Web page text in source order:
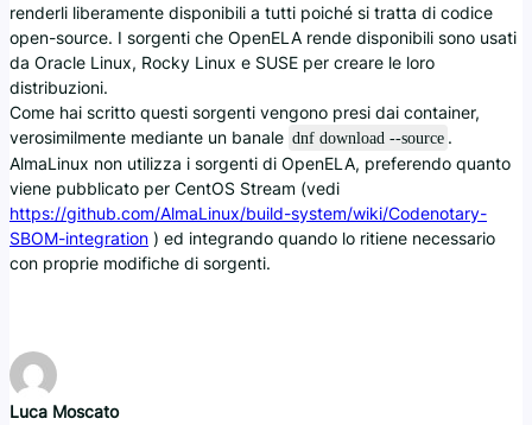
renderli liberamente disponibili a tutti poiché si tratta di codice
open-source. I sorgenti che OpenELA rende disponibili sono usati
da Oracle Linux, Rocky Linux e SUSE per creare le loro
distribuzioni.
Come hai scritto questi sorgenti vengono presi dai container,
verosimilmente mediante un banale dnf download --source .
AlmaLinux non utilizza i sorgenti di OpenELA, preferendo quanto
viene pubblicato per CentOS Stream (vedi
https://github.com/AlmaLinux/build-system/wiki/Codenotary-
SBOM-integration ) ed integrando quando lo ritiene necessario
con proprie modifiche di sorgenti.
Luca Moscato